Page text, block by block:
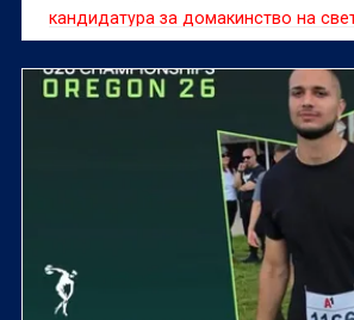
кандидатура за домакинство на
първенство по лека атлетика през